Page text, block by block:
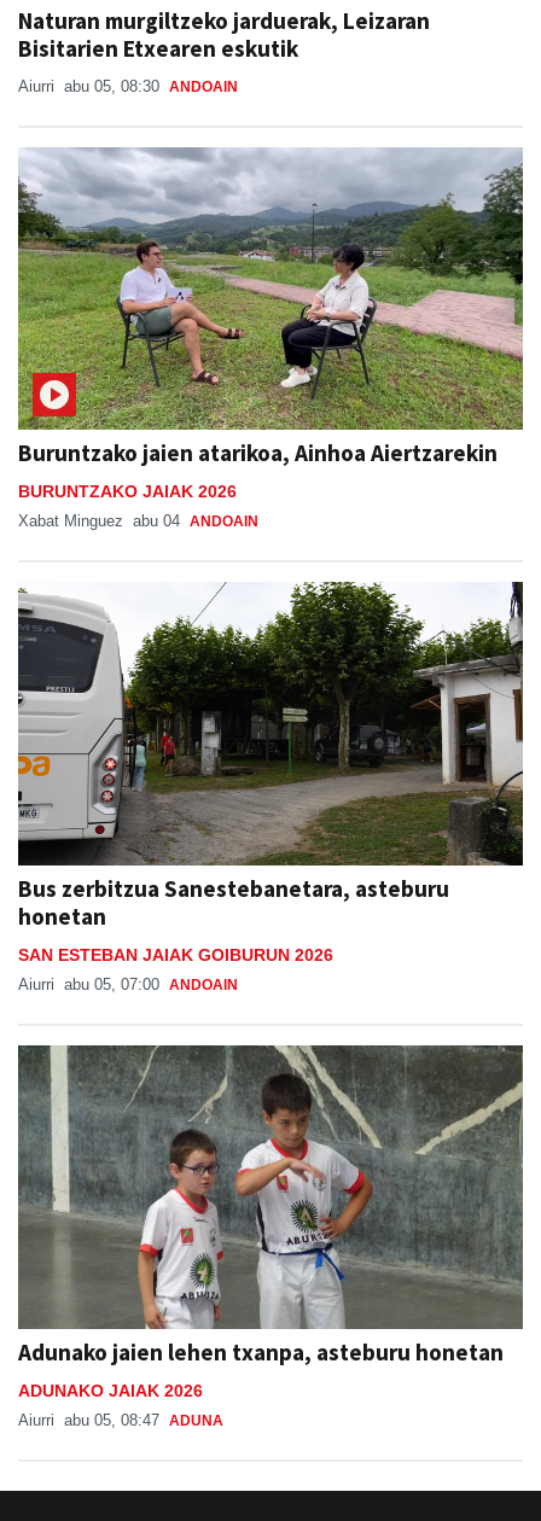
Naturan murgiltzeko jarduerak, Leizaran
Bisitarien Etxearen eskutik
Aiurri abu 05, 08:30 ANDOAIN
Buruntzako jaien atarikoa, Ainhoa Aiertzarekin
BURUNTZAKO JAIAK 2026
Xabat Minguez abu 04 ANDOAIN
Bus zerbitzua Sanestebanetara, asteburu
honetan
SAN ESTEBAN JAIAK GOIBURUN 2026
Aiurri abu 05, 07:00 ANDOAIN
Adunako jaien lehen txanpa, asteburu honetan
ADUNAKO JAIAK 2026
Aiurri abu 05, 08:47 ADUNA